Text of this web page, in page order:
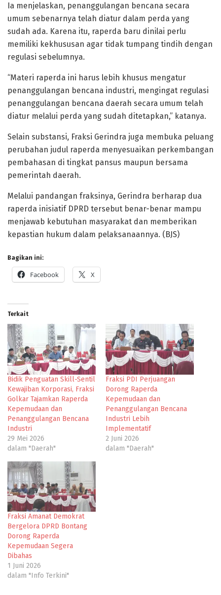
Ia menjelaskan, penanggulangan bencana secara
umum sebenarnya telah diatur dalam perda yang
sudah ada. Karena itu, raperda baru dinilai perlu
memiliki kekhususan agar tidak tumpang tindih dengan
regulasi sebelumnya.
“Materi raperda ini harus lebih khusus mengatur
penanggulangan bencana industri, mengingat regulasi
penanggulangan bencana daerah secara umum telah
diatur melalui perda yang sudah ditetapkan,” katanya.
Selain substansi, Fraksi Gerindra juga membuka peluang
perubahan judul raperda menyesuaikan perkembangan
pembahasan di tingkat pansus maupun bersama
pemerintah daerah.
Melalui pandangan fraksinya, Gerindra berharap dua
raperda inisiatif DPRD tersebut benar-benar mampu
menjawab kebutuhan masyarakat dan memberikan
kepastian hukum dalam pelaksanaannya. (BJS)
Bagikan ini:
Facebook X
Terkait
Bidik Penguatan Skill-Sentil
Kewajiban Korporasi, Fraksi
Golkar Tajamkan Raperda
Kepemudaan dan
Penanggulangan Bencana
Industri
29 Mei 2026
dalam "Daerah"
Fraksi PDI Perjuangan
Dorong Raperda
Kepemudaan dan
Penanggulangan Bencana
Industri Lebih
Implementatif
2 Juni 2026
dalam "Daerah"
Fraksi Amanat Demokrat
Bergelora DPRD Bontang
Dorong Raperda
Kepemudaan Segera
Dibahas
1 Juni 2026
dalam "Info Terkini"